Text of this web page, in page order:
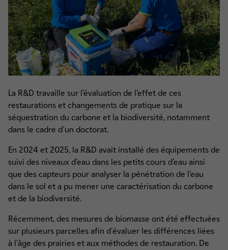
La R&D travaille sur l’évaluation de l’effet de ces
restaurations et changements de pratique sur la
séquestration du carbone et la biodiversité, notamment
dans le cadre d'un doctorat.
En 2024 et 2025, la R&D avait installé des équipements de
suivi des niveaux d’eau dans les petits cours d’eau ainsi
que des capteurs pour analyser la pénétration de l’eau
dans le sol et a pu mener une caractérisation du carbone
et de la biodiversité.
Récemment, des mesures de biomasse ont été effectuées
sur plusieurs parcelles afin d'évaluer les différences liées
à l'âge des prairies et aux méthodes de restauration. De